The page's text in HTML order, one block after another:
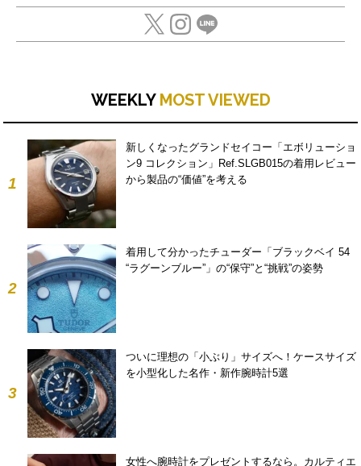
WEEKLY MOST VIEWED
1
新しくなったグランドセイコー「エボリューショ
ン9 コレクション」Ref.SLGB015の着用レビュー
から製品の“価値”を考える
2
着用して分かったチューダー「ブラックベイ 54
“ラグーンブルー”」の“保守”と“挑戦”の姿勢
3
ついに理想の「小ぶり」サイズへ！ケースサイズ
を小型化した名作・新作腕時計5選
女性へ腕時計をプレゼントするなら。カルティエ